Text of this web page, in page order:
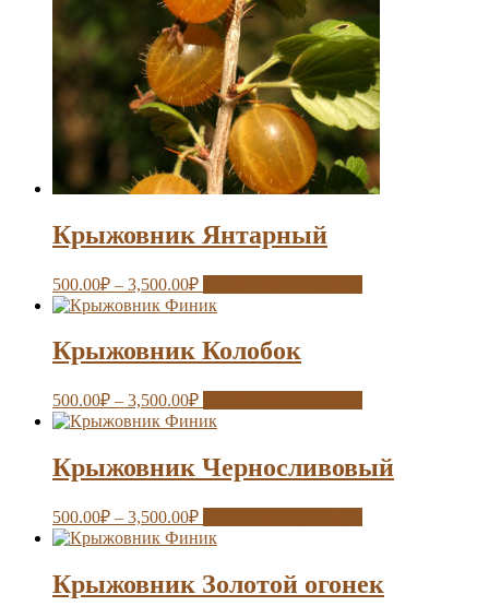
Крыжовник Янтарный
500.00₽ – 3,500.00₽
Крыжовник Колобок
500.00₽ – 3,500.00₽
Крыжовник Черносливовый
500.00₽ – 3,500.00₽
Крыжовник Золотой огонек